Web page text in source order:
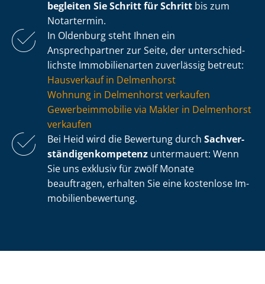
begleiten Sie Schritt für Schritt bis zum
Notartermin.
In Oldenburg steht Ihnen ein
Ansprechpartner zur Seite, der un­ter­schied­
lichs­te Immobilienarten zuverlässig betreut:
Hausverkauf in Delmenhorst
Wohnung in Delmenhorst verkaufen
Ge­wer­be­im­mo­bi­lie via Makler in Delmenhorst
verkaufen
Bei Heid wird die Bewertung durch Sach­ver­
stän­di­gen­kom­pe­tenz untermauert: Wenn
Sie uns exklusiv für zwölf Monate
beauftragen, erhalten Sie eine kostenlose Im­
mo­bi­li­en­be­wer­tung.